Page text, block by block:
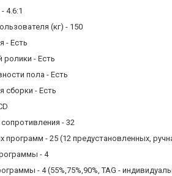
4.6:1
(кг) - 150
- Есть
ролики - Есть
пола - Есть
сборки - Есть
- 32
программ - 25 (12 предустановленных,
- 4
- 4 (55%,75%,90%, TAG -